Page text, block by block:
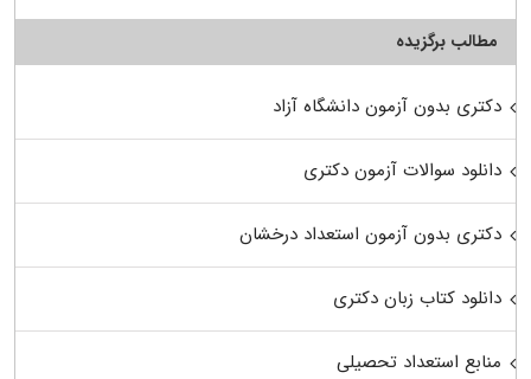
مطالب برگزیده
دکتری بدون آزمون دانشگاه آزاد
دانلود سوالات آزمون دکتری
دکتری بدون آزمون استعداد درخشان
دانلود کتاب زبان دکتری
منابع استعداد تحصیلی